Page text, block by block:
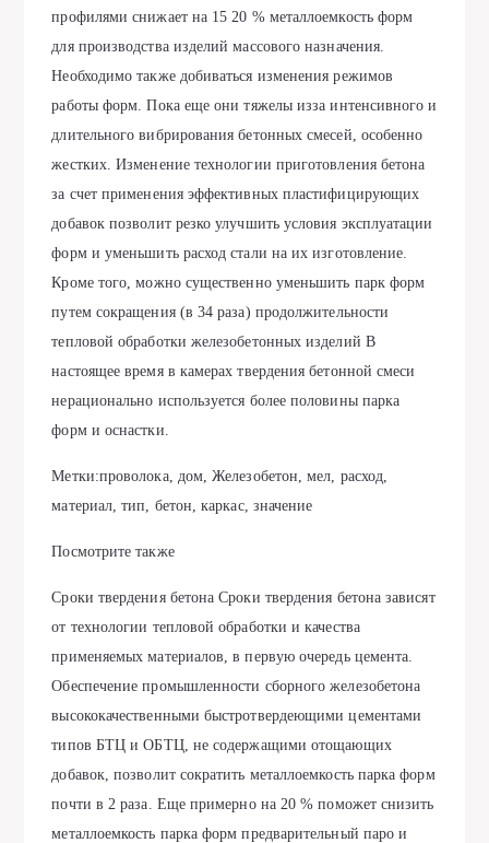
профилями снижает на 15 20 % металлоемкость форм
для производства изделий массового назначения.
Необходимо также добиваться изменения режимов
работы форм. Пока еще они тяжелы изза интенсивного и
длительного вибрирования бетонных смесей, особенно
жестких. Изменение технологии приготовления бетона
за счет применения эффективных пластифицирующих
добавок позволит резко улучшить условия эксплуатации
форм и уменьшить расход стали на их изготовление.
Кроме того, можно существенно уменьшить парк форм
путем сокращения (в 34 раза) продолжительности
тепловой обработки железобетонных изделий В
настоящее время в камерах твердения бетонной смеси
нерационально используется более половины парка
форм и оснастки.
Метки:проволока, дом, Железобетон, мел, расход,
материал, тип, бетон, каркас, значение
Посмотрите также
Сроки твердения бетона Сроки твердения бетона зависят
от технологии тепловой обработки и качества
применяемых материалов, в первую очередь цемента.
Обеспечение промышленности сборного железобетона
высококачественными быстротвердеющими цементами
типов БТЦ и ОБТЦ, не содержащими отощающих
добавок, позволит сократить металлоемкость парка форм
почти в 2 раза. Еще примерно на 20 % поможет снизить
металлоемкость парка форм предварительный паро и